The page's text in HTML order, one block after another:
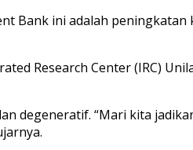
Bank ini adalah
Research Center (IRC)
degeneratif. “Mari kita